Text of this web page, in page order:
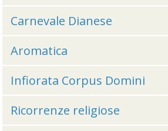
Carnevale Dianese
Aromatica
Infiorata Corpus Domini
Ricorrenze religiose